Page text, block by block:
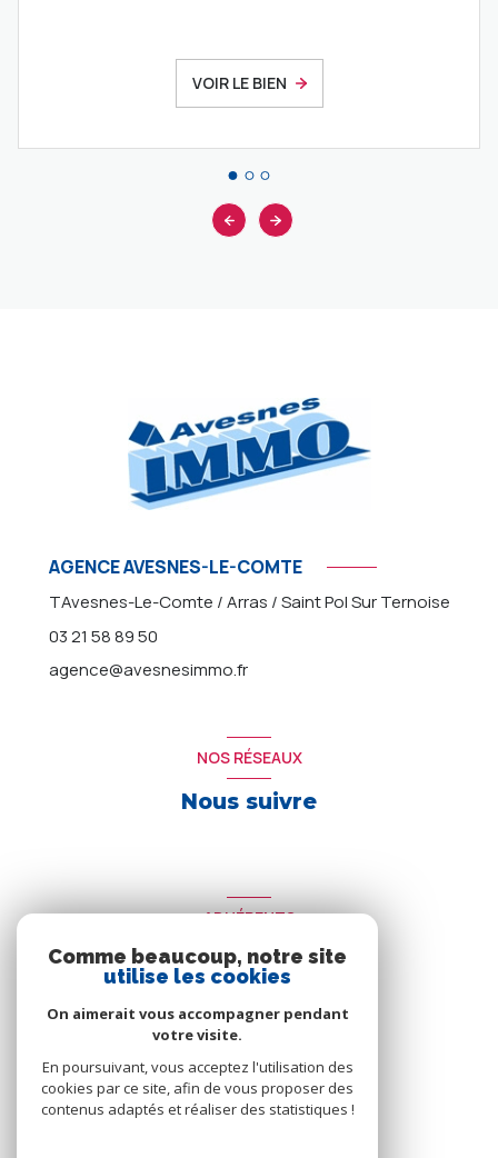
VOIR LE BIEN
AGENCE AVESNES-LE-COMTE
TAvesnes-Le-Comte / Arras / Saint Pol Sur Ternoise
03 21 58 89 50
agence@avesnesimmo.fr
NOS RÉSEAUX
Nous suivre
ADHÉRENTS
Nous adhérons
Comme beaucoup, notre site
utilise les cookies
On aimerait vous accompagner pendant
votre visite.
En poursuivant, vous acceptez l'utilisation des
cookies par ce site, afin de vous proposer des
contenus adaptés et réaliser des statistiques !